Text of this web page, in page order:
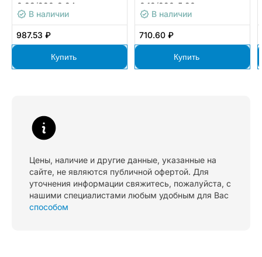
0,33/220-8,24
В наличии
987.53 ₽
Купить
0,12/220-5,90
В наличии
710.60 ₽
Купить
Цены, наличие и другие данные, указанные на
сайте, не являются публичной офертой. Для
уточнения информации свяжитесь, пожалуйста, с
нашими специалистами любым удобным для Вас
способом